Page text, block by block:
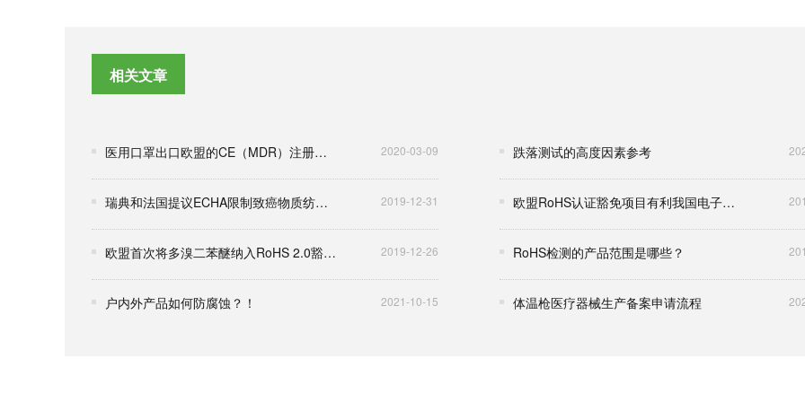
相关文章
医用口罩出口欧盟的CE（MDR）注册流程 2020-03-09 跌落测试的高度因素参考
瑞典和法国提议ECHA限制致癌物质纺织品和皮革在欧销售 2019-12-31 欧盟RoHS认证豁免项目有利我国电子电器产品出口
欧盟首次将多溴二苯醚纳入RoHS 2.0豁免列表 2019-12-26 RoHS检测的产品范围是哪些？
户内外产品如何防腐蚀？！ 2021-10-15 体温枪医疗器械生产备案申请流程